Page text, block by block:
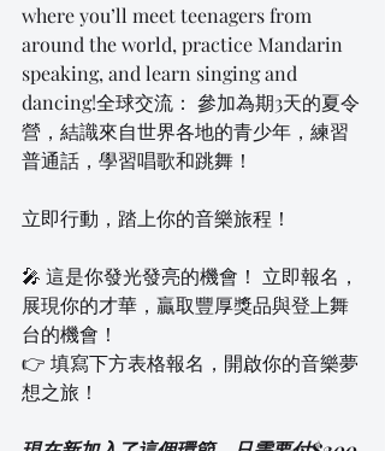
where you’ll meet teenagers from
around the world, practice Mandarin
speaking, and learn singing and
dancing!全球交流： 參加為期3天的夏令
營，結識來自世界各地的青少年，練習
普通話，學習唱歌和跳舞！
立即行動，踏上你的音樂旅程！
🎤 這是你發光發亮的機會！ 立即報名，
展現你的才華，贏取豐厚獎品與登上舞
台的機會！
👉 填寫下方表格報名，開啟你的音樂夢
想之旅！